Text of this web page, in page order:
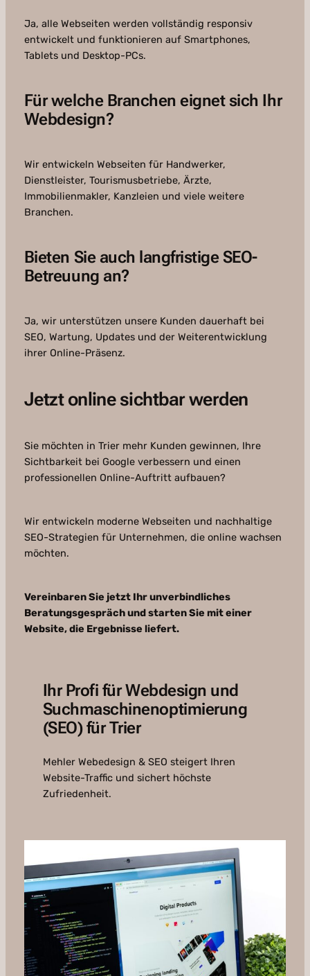
Ja, alle Webseiten werden vollständig responsiv
entwickelt und funktionieren auf Smartphones,
Tablets und Desktop-PCs.
Für welche Branchen eignet sich Ihr
Webdesign?
Wir entwickeln Webseiten für Handwerker,
Dienstleister, Tourismusbetriebe, Ärzte,
Immobilienmakler, Kanzleien und viele weitere
Branchen.
Bieten Sie auch langfristige SEO-
Betreuung an?
Ja, wir unterstützen unsere Kunden dauerhaft bei
SEO, Wartung, Updates und der Weiterentwicklung
ihrer Online-Präsenz.
Jetzt online sichtbar werden
Sie möchten in Trier mehr Kunden gewinnen, Ihre
Sichtbarkeit bei Google verbessern und einen
professionellen Online-Auftritt aufbauen?
Wir entwickeln moderne Webseiten und nachhaltige
SEO-Strategien für Unternehmen, die online wachsen
möchten.
Vereinbaren Sie jetzt Ihr unverbindliches
Beratungsgespräch und starten Sie mit einer
Website, die Ergebnisse liefert.
Ihr Profi für Webdesign und
Suchmaschinenoptimierung
(SEO) für Trier
Mehler Webedesign & SEO steigert Ihren
Website-Traffic und sichert höchste
Zufriedenheit.